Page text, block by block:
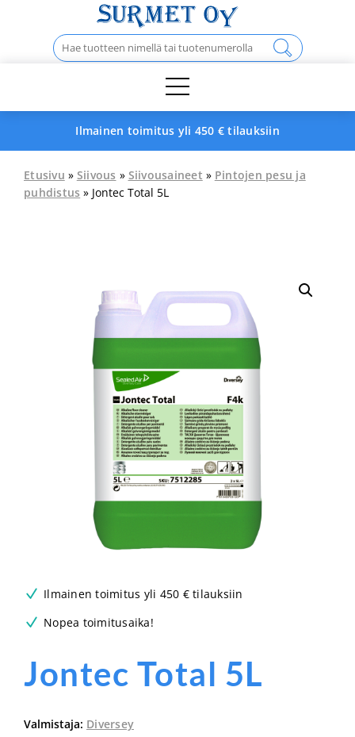
Haku:
Ilmainen toimitus yli 450 € tilauksiin
Etusivu » Siivous » Siivousaineet » Pintojen pesu ja
puhdistus » Jontec Total 5L
Ilmainen toimitus yli 450 € tilauksiin
Nopea toimitusaika!
Jontec Total 5L
Valmistaja: Diversey